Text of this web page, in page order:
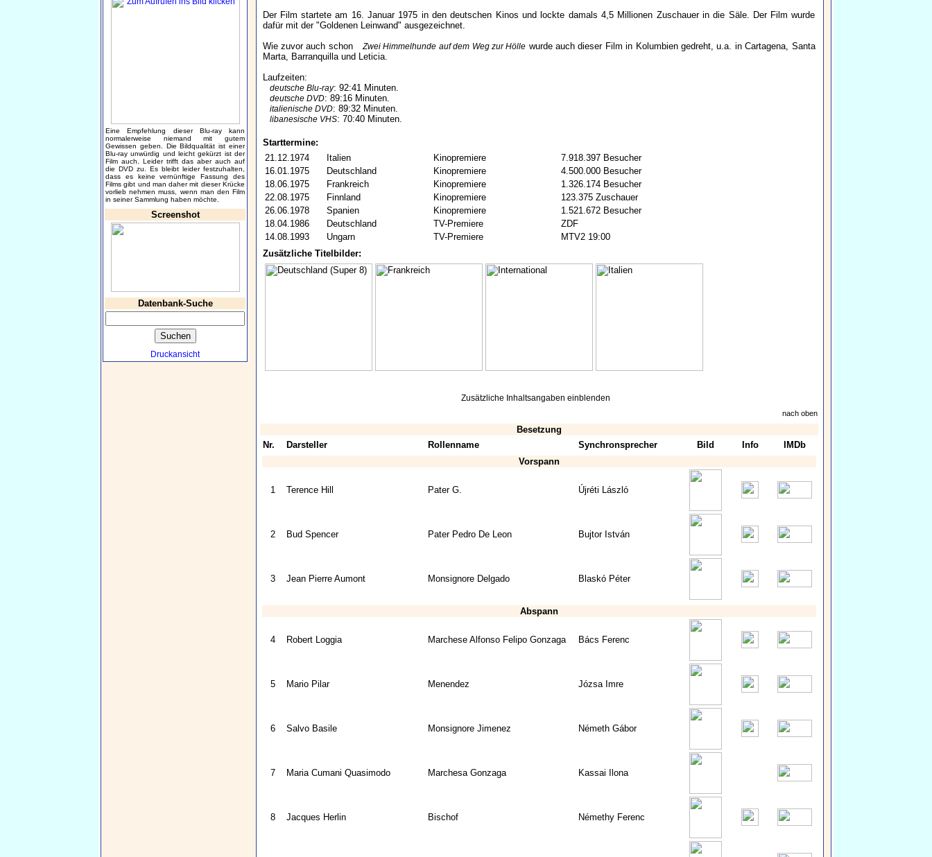
Eine Empfehlung dieser Blu-ray kann
normalerweise niemand mit gutem
Gewissen geben. Die Bildqualität ist einer
Blu-ray unwürdig und leicht gekürzt ist der
Film auch. Leider trifft das aber auch auf
die DVD zu. Es bleibt leider festzuhalten,
dass es keine vernünftige Fassung des
Films gibt und man daher mit dieser Krücke
vorlieb nehmen muss, wenn man den Film
in seiner Sammlung haben möchte.
Screenshot
Datenbank-Suche
Druckansicht
Der Film startete am 16. Januar 1975 in den deutschen Kinos und lockte damals 4,5 Millionen Zuschauer in die Säle. Der Film wurde
dafür mit der "Goldenen Leinwand" ausgezeichnet.
Wie zuvor auch schon
Zwei Himmelhunde auf dem Weg zur Hölle wurde auch dieser Film in Kolumbien gedreht, u.a. in Cartagena, Santa
Marta, Barranquilla und Leticia.
Laufzeiten:
deutsche Blu-ray: 92:41 Minuten.
deutsche DVD: 89:16 Minuten.
italienische DVD: 89:32 Minuten.
libanesische VHS: 70:40 Minuten.
Starttermine:
21.12.1974
Italien Kinopremiere
7.918.397 Besucher
16.01.1975
Deutschland Kinopremiere
4.500.000 Besucher
18.06.1975
Frankreich Kinopremiere
1.326.174 Besucher
22.08.1975
Finnland Kinopremiere
123.375 Zuschauer
26.06.1978
Spanien Kinopremiere
1.521.672 Besucher
18.04.1986
Deutschland TV-Premiere
ZDF
14.08.1993
Ungarn TV-Premiere
MTV2 19:00
Zusätzliche Titelbilder:
Zusätzliche Inhaltsangaben einblenden
nach oben
Besetzung
Nr.
Darsteller Rollenname Synchronsprecher Bild Info
IMDb
Vorspann
1 Terence Hill Pater G. Újréti László
2 Bud Spencer Pater Pedro De Leon Bujtor István
3 Jean Pierre Aumont Monsignore Delgado Blaskó Péter
Abspann
4 Robert Loggia Marchese Alfonso Felipo Gonzaga Bács Ferenc
5 Mario Pilar Menendez Józsa Imre
6 Salvo Basile Monsignore Jimenez Németh Gábor
7 Maria Cumani Quasimodo Marchesa Gonzaga Kassai Ilona
8 Jacques Herlin Bischof Némethy Ferenc